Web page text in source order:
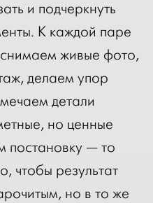
и подчеркнуть
К каждой паре
живые фото,
делаем упор
детали
но ценные
постановку — то
чтобы результат
но в то же